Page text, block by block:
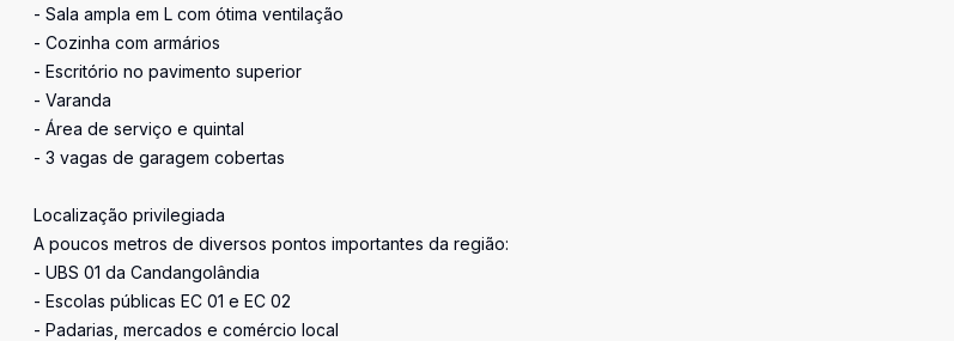
- Sala ampla em L com ótima ventilação
- Cozinha com armários
- Escritório no pavimento superior
- Varanda
- Área de serviço e quintal
- 3 vagas de garagem cobertas
Localização privilegiada
A poucos metros de diversos pontos importantes da região:
- UBS 01 da Candangolândia
- Escolas públicas EC 01 e EC 02
- Padarias, mercados e comércio local